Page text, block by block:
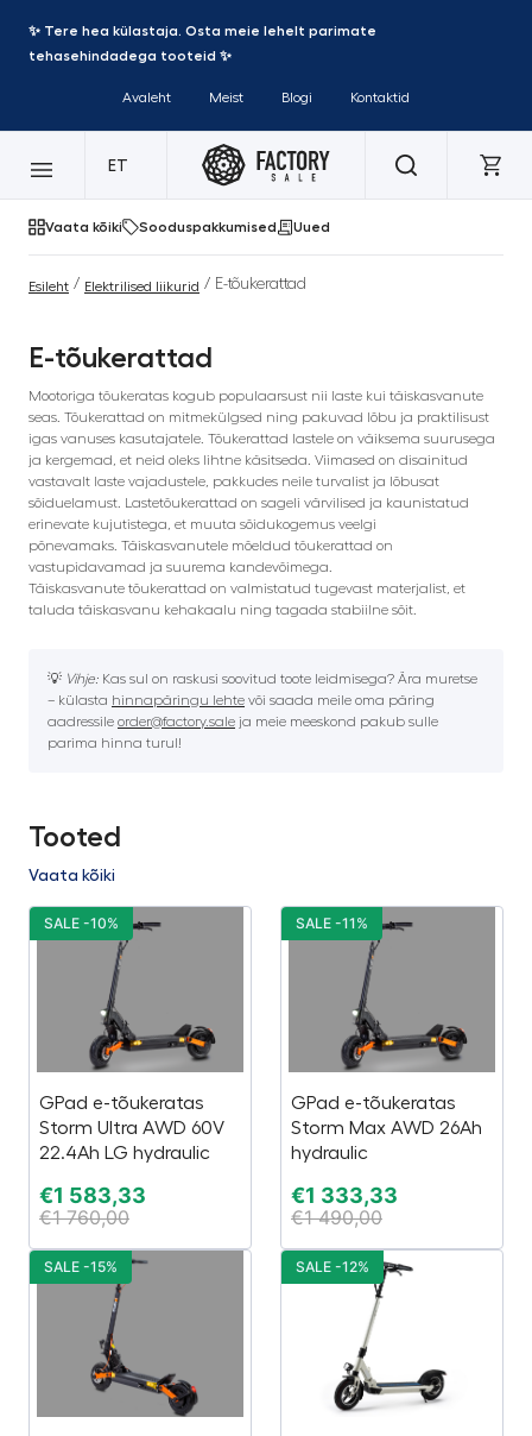
✨ Tere hea külastaja. Osta meie lehelt parimate
tehasehindadega tooteid ✨
Avaleht Meist Blogi Kontaktid
ET
Vaata kõiki Sooduspakkumised Uued
Esileht / Elektrilised liikurid / E-tõukerattad
E-tõukerattad
Mootoriga tõukeratas kogub populaarsust nii laste kui täiskasvanute
seas. Tõukerattad on mitmekülgsed ning pakuvad lõbu ja praktilisust
igas vanuses kasutajatele. Tõukerattad lastele on väiksema suurusega
ja kergemad, et neid oleks lihtne käsitseda. Viimased on disainitud
vastavalt laste vajadustele, pakkudes neile turvalist ja lõbusat
sõiduelamust. Lastetõukerattad on sageli värvilised ja kaunistatud
erinevate kujutistega, et muuta sõidukogemus veelgi
põnevamaks. Täiskasvanutele mõeldud tõukerattad on
vastupidavamad ja suurema kandevõimega.
Täiskasvanute tõukerattad on valmistatud tugevast materjalist, et
taluda täiskasvanu kehakaalu ning tagada stabiilne sõit.
💡 Vihje: Kas sul on raskusi soovitud toote leidmisega? Ära muretse
– külasta hinnapäringu lehte või saada meile oma päring
aadressile order@factory.sale ja meie meeskond pakub sulle
parima hinna turul!
Tooted
Vaata kõiki
GPad e-tõukeratas
Storm Ultra AWD 60V
22.4Ah LG hydraulic
€1 583,33
€1 760,00
SALE -10%
GPad e-tõukeratas
Storm Max AWD 26Ah
hydraulic
€1 333,33
€1 490,00
SALE -11%
SALE -15% SALE -12%